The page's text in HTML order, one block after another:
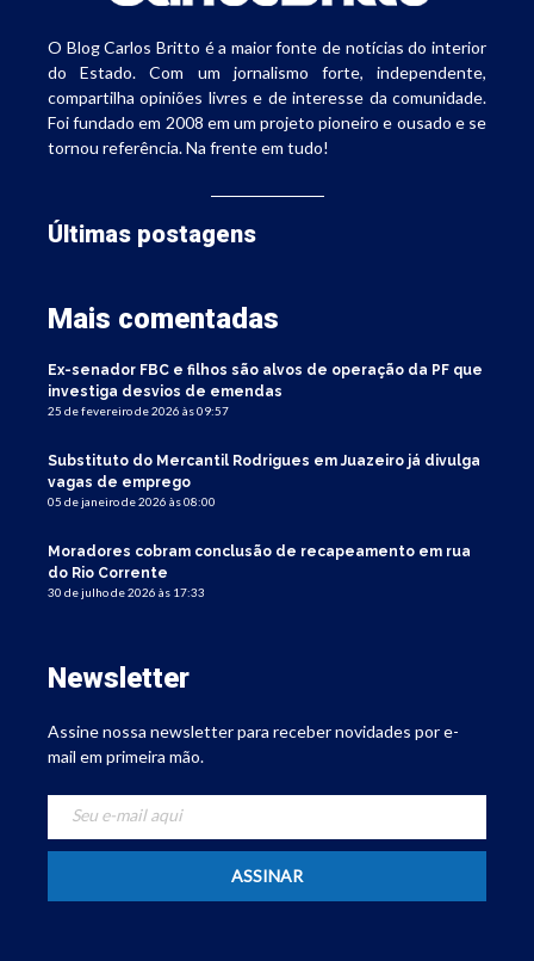
O Blog Carlos Britto é a maior fonte de notícias do interior
do Estado. Com um jornalismo forte, independente,
compartilha opiniões livres e de interesse da comunidade.
Foi fundado em 2008 em um projeto pioneiro e ousado e se
tornou referência. Na frente em tudo!
Últimas postagens
Mais comentadas
Ex-senador FBC e filhos são alvos de operação da PF que
investiga desvios de emendas
25 de fevereiro de 2026 às 09:57
Substituto do Mercantil Rodrigues em Juazeiro já divulga
vagas de emprego
05 de janeiro de 2026 às 08:00
Moradores cobram conclusão de recapeamento em rua
do Rio Corrente
30 de julho de 2026 às 17:33
Newsletter
Assine nossa newsletter para receber novidades por e-
mail em primeira mão.